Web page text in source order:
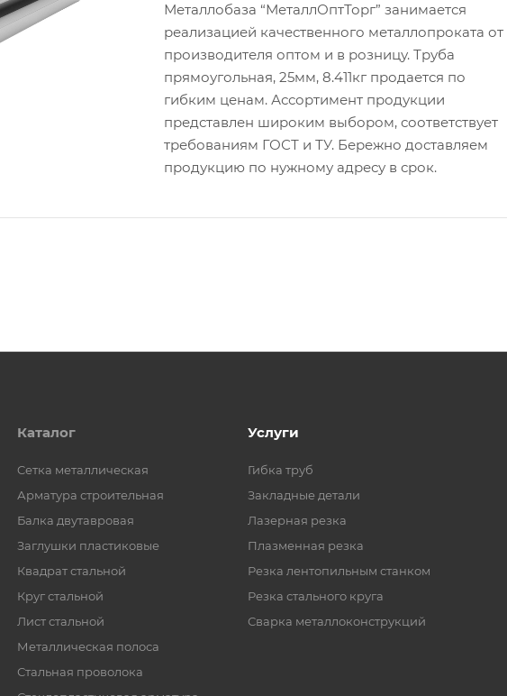
Металлобаза “МеталлОптТорг” занимается
реализацией качественного металлопроката от
производителя оптом и в розницу. Труба
прямоугольная, 25мм, 8.411кг продается по
гибким ценам. Ассортимент продукции
представлен широким выбором, соответствует
требованиям ГОСТ и ТУ. Бережно доставляем
продукцию по нужному адресу в срок.
Каталог
Cетка металлическая
Арматура строительная
Балка двутавровая
Заглушки пластиковые
Квадрат стальной
Круг стальной
Лист стальной
Металлическая полоса
Стальная проволока
Услуги
Гибка труб
Закладные детали
Лазерная резка
Плазменная резка
Резка лентопильным станком
Резка стального круга
Сварка металлоконструкций